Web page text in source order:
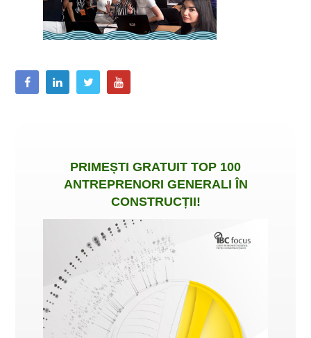
PRIMEȘTI GRATUIT TOP 100
ANTREPRENORI GENERALI ÎN
CONSTRUCȚII!